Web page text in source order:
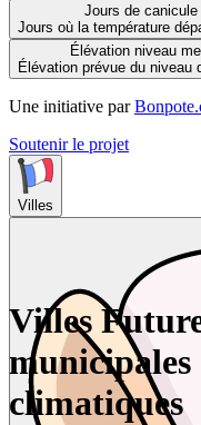
Jours de canicule
Jours où la température
Élévation niveau
Élévation prévue du niveau
Une initiative par
Soutenir le projet
Villes
Villes
municipales
climatiques